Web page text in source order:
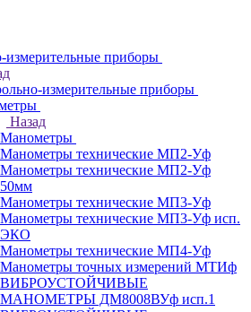
измерительные приборы
измерительные приборы
Назад
Манометры
Манометры технические МП2-Уф
Манометры технические МП2-Уф
50мм
Манометры технические МП3-Уф
Манометры технические МП3-Уф исп.
ЭКО
Манометры технические МП4-Уф
Манометры точных измерений МТИф
ВИБРОУСТОЙЧИВЫЕ
МАНОМЕТРЫ ДМ8008ВУф исп.1